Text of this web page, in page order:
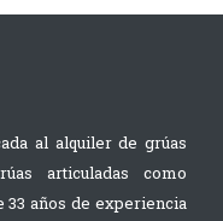
al alquiler de grúas
articuladas como
33 años de experiencia